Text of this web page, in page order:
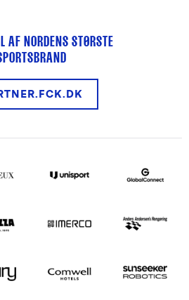
AF NORDENS STØRSTE